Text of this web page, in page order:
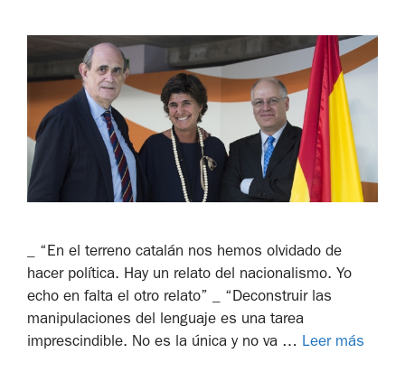
_ “En el terreno catalán nos hemos olvidado de
hacer política. Hay un relato del nacionalismo. Yo
echo en falta el otro relato” _ “Deconstruir las
manipulaciones del lenguaje es una tarea
imprescindible. No es la única y no va … Leer más